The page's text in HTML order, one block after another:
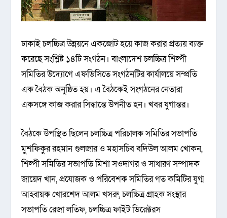
ঢাকাই চলচ্চিত্র উন্নয়নে একজোট হয়ে কাজ করার প্রত্যয় ব্যক্ত
করেছে সংশ্লিষ্ট ১৪টি সংগঠন। বাংলাদেশ চলচ্চিত্র শিল্পী
সমিতির উদ্যোগে এফডিসিতে সংগঠনটির কার্যালয়ে সম্প্রতি
এক বৈঠক অনুষ্ঠিত হয়। এ বৈঠকেই সংগঠনের নেতারা
একসঙ্গে কাজ করার সিদ্ধান্তে উপনীত হন। খবর যুগান্তর।
বৈঠকে উপস্থিত ছিলেন চলচ্চিত্র পরিচালক সমিতির সভাপতি
মুশফিকুর রহমান গুলজার ও মহাসচিব বদিউল আলম খোকন,
শিল্পী সমিতির সভাপতি মিশা সওদাগর ও সাধারণ সম্পাদক
জায়েদ খান, প্রযোজক ও পরিবেশক সমিতির গত কমিটির যুগ্ম
আহ্বায়ক খোরশেদ আলম খসরু, চলচ্চিত্র গ্রাহক সংস্থার
সভাপতি রেজা লতিফ, চলচ্চিত্র ফাইট ডিরেক্টরস